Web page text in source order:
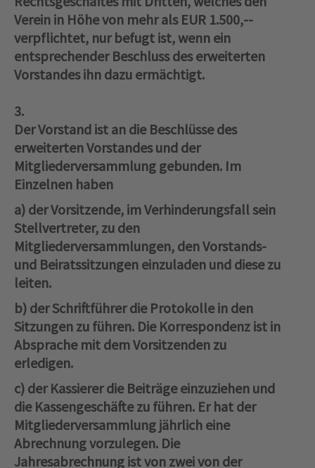
Verein in Höhe von mehr als EUR 1.500,--
verpflichtet, nur befugt ist, wenn ein
entsprechender Beschluss des erweiterten
Vorstandes ihn dazu ermächtigt.
3.
Der Vorstand ist an die Beschlüsse des
erweiterten Vorstandes und der
Mitgliederversammlung gebunden. Im
Einzelnen haben
a) der Vorsitzende, im Verhinderungsfall sein
Stellvertreter, zu den
Mitgliederversammlungen, den Vorstands‑
und Beiratssitzungen einzuladen und diese zu
leiten.
b) der Schriftführer die Protokolle in den
Sitzungen zu führen. Die Korrespondenz ist in
Absprache mit dem Vorsitzenden zu
erledigen.
c) der Kassierer die Beiträge einzuziehen und
die Kassengeschäfte zu führen. Er hat der
Mitgliederversammlung jährlich eine
Abrechnung vorzulegen. Die
Jahresabrechnung ist von zwei von der